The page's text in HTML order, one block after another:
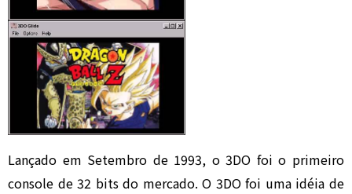
Lançado em Setembro de 1993, o 3DO foi o primeiro
console de 32 bits do mercado. O 3DO foi uma idéia de